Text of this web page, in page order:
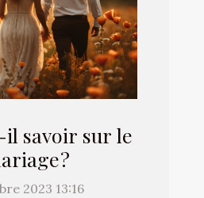
il savoir sur le
?
2023 13:16